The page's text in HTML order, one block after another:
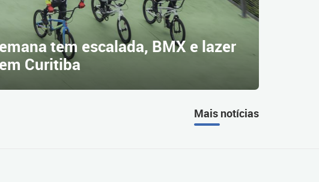
tem escalada, BMX e lazer
Curitiba
Mais notícias